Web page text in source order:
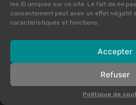
les ID uniques sur ce site. Le fait de ne
consentement peut avoir un effet négatif
caractéristiques et fonctions.
Accepter
Refuser
Politique de
Confidentialité-